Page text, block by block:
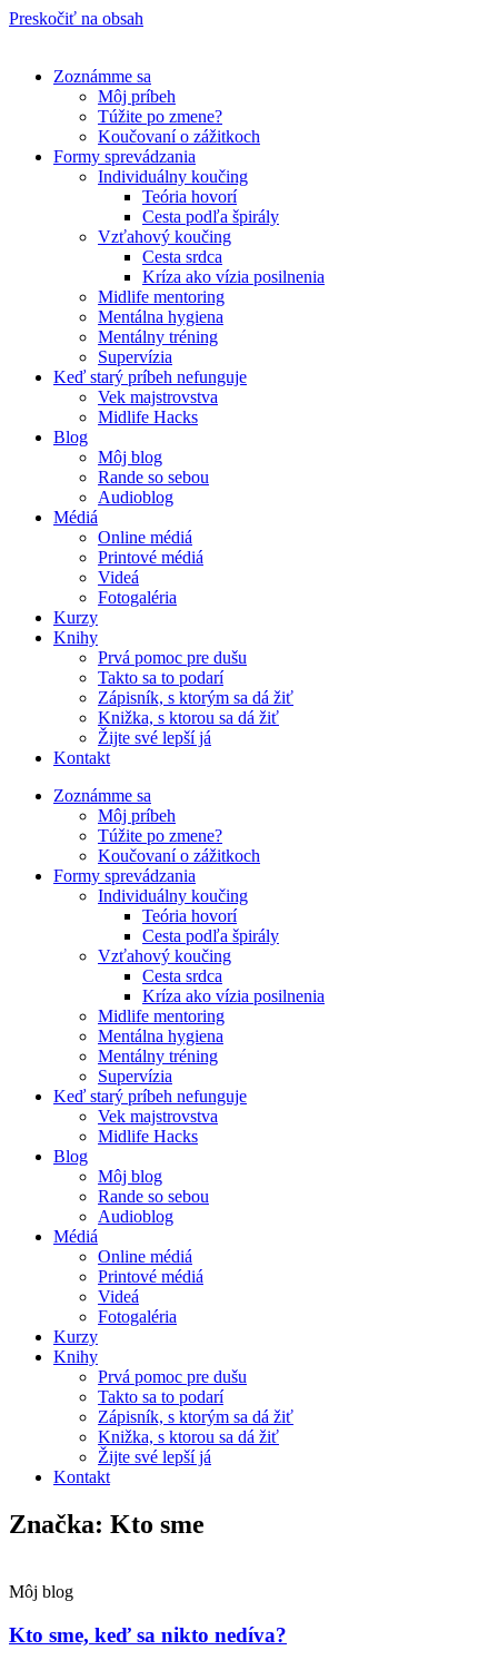
Preskočiť na obsah
Zoznámme sa
Môj príbeh
Túžite po zmene?
Koučovaní o zážitkoch
Formy sprevádzania
Individuálny koučing
Teória hovorí
Cesta podľa špirály
Vzťahový koučing
Cesta srdca
Kríza ako vízia posilnenia
Midlife mentoring
Mentálna hygiena
Mentálny tréning
Supervízia
Keď starý príbeh nefunguje
Vek majstrovstva
Midlife Hacks
Blog
Môj blog
Rande so sebou
Audioblog
Médiá
Online médiá
Printové médiá
Videá
Fotogaléria
Kurzy
Knihy
Prvá pomoc pre dušu
Takto sa to podarí
Zápisník, s ktorým sa dá žiť
Knižka, s ktorou sa dá žiť
Žijte své lepší já
Kontakt
Zoznámme sa
Môj príbeh
Túžite po zmene?
Koučovaní o zážitkoch
Formy sprevádzania
Individuálny koučing
Teória hovorí
Cesta podľa špirály
Vzťahový koučing
Cesta srdca
Kríza ako vízia posilnenia
Midlife mentoring
Mentálna hygiena
Mentálny tréning
Supervízia
Keď starý príbeh nefunguje
Vek majstrovstva
Midlife Hacks
Blog
Môj blog
Rande so sebou
Audioblog
Médiá
Online médiá
Printové médiá
Videá
Fotogaléria
Kurzy
Knihy
Prvá pomoc pre dušu
Takto sa to podarí
Zápisník, s ktorým sa dá žiť
Knižka, s ktorou sa dá žiť
Žijte své lepší já
Kontakt
Značka: Kto sme
Môj blog
Kto sme, keď sa nikto nedíva?